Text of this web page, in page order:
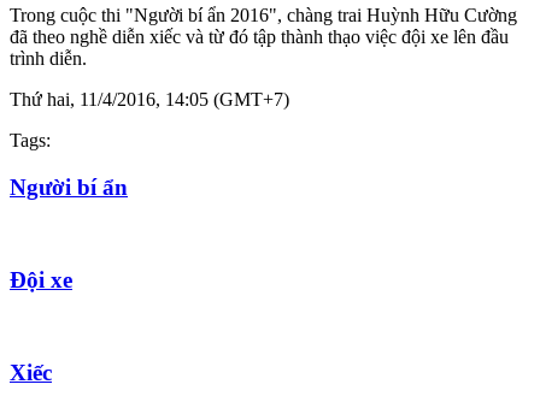
Trong cuộc thi "Người bí ẩn 2016", chàng trai Huỳnh Hữu Cường
đã theo nghề diễn xiếc và từ đó tập thành thạo việc đội xe lên đầu
trình diễn.
Thứ hai, 11/4/2016, 14:05 (GMT+7)
Tags:
Người bí ẩn
Đội xe
Xiếc